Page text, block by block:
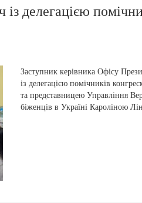
із делегацією
Заступник керівника Офісу
із делегацією помічників
та представницею Управління
біженців в Україні Кароліною